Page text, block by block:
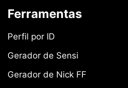
Ferramentas
Perfil por ID
Gerador de Sensi
Gerador de Nick FF